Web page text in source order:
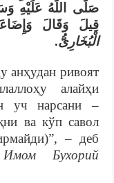
صَلَّى اللَّهُ عَلَيْهِ
قِيلَ وَقَالَ
الْبُخَارِىُّ.
анҳудан ривоят
алайҳи
уч нарсани –
ва кўп савол
– деб
Имом Бухорий